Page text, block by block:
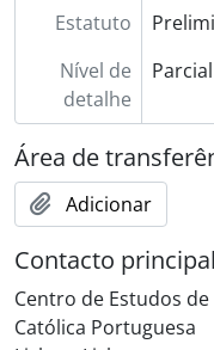
Estatuto
Nível de
detalhe
Parcial
Área de
Adicionar
Contacto principal
Centro de Estudos
Católica Portuguesa